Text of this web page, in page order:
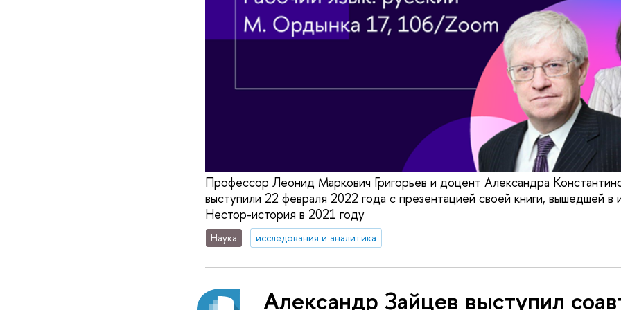
Профессор Леонид Маркович Григорьев и доцент Александра
выступили 22 февраля 2022 года с презентацией своей книги, вышедшей в
Нестор-история в 2021 году
Наука исследования и аналитика
Александр Зайцев выступил